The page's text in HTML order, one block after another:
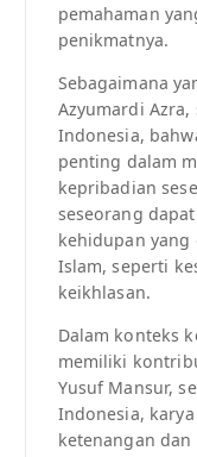
pemahaman
penikmatnya.
Sebagaimana
Azyumardi
Indonesia,
penting dalam
kepribadian
seseorang
kehidupan
Islam, seperti
keikhlasan.
Dalam konteks
memiliki
Yusuf Mansur,
Indonesia,
ketenangan